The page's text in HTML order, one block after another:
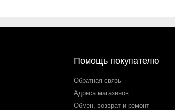
Помощь покупателю
Обратная связь
Адреса магазинов
Обмен, возврат и ремонт